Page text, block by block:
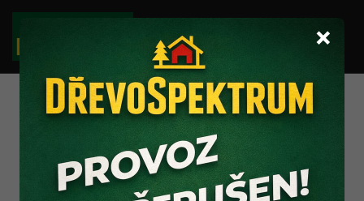
Ostatní položky
×